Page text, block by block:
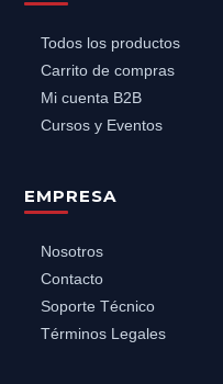
Todos los productos
Carrito de compras
Mi cuenta B2B
Cursos y Eventos
EMPRESA
Nosotros
Contacto
Soporte Técnico
Términos Legales